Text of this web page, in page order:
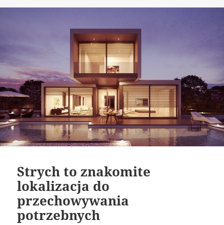
Strych to znakomite
lokalizacja do
przechowywania
potrzebnych